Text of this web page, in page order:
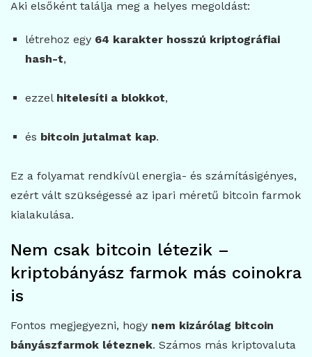
Aki elsőként találja meg a helyes megoldást:
létrehoz egy 64 karakter hosszú kriptográfiai
hash-t,
ezzel hitelesíti a blokkot,
és bitcoin jutalmat kap.
Ez a folyamat rendkívül energia- és számításigényes,
ezért vált szükségessé az ipari méretű bitcoin farmok
kialakulása.
Nem csak bitcoin létezik –
kriptobányász farmok más coinokra
is
Fontos megjegyezni, hogy nem kizárólag bitcoin
bányászfarmok léteznek. Számos más kriptovaluta